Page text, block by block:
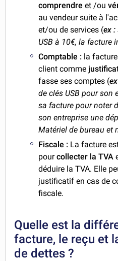
comprendre et /ou
au vendeur suite à
et/ou de services (ex :
USB à 10€, la facture
Comptable : la
client comme
fasse ses comptes (
de clés USB pour son
sa facture pour noter
son entreprise une
Matériel de bureau et
Fiscale : La facture
pourcollecter la TVA
déduire la TVA. Elle
justificatif en cas de
fiscale.
Quelle est la
facture, le reçu et
de dettes ?